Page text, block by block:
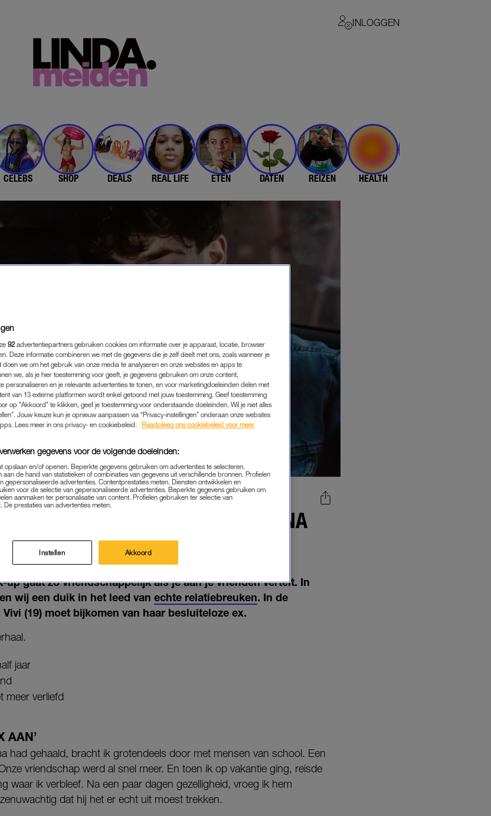
INLOGGEN
CELEBS SHOP DEALS REAL LIFE ETEN DATEN REIZEN HEALTH
HET VIER KEER UIT, DAARNA
'EEN AFGELIKTE BOTERHAM'
REAL LIFE|EN TOEN WAS IK SINGLE
31-01-2024 MISHA MARGARITTHA
up gaat zo vriendschappelijk als je aan je vrienden vertelt. In
wij een duik in het leed van echte relatiebreuken. In de
(19) moet bijkomen van haar besluiteloze ex.
jaar
meer verliefd
AAN’
had gehaald, bracht ik grotendeels door met mensen van school. Een
vriendschap werd al snel meer. En toen ik op vakantie ging, reisde
waar ik verbleef. Na een paar dagen gezelligheid, vroeg ik hem
dat hij het er echt uit moest trekken.
92 advertentiepartners gebruiken cookies om informatie over je apparaat, locatie, browser
Deze informatie combineren we met de gegevens die je zelf deelt met ons, zoals wanneer je
we om het gebruik van onze media te analyseren en onze websites en apps te
we, als je hier toestemming voor geeft, je gegevens gebruiken om onze content,
personaliseren en je relevante advertenties te tonen, en voor marketingdoeleinden delen met
van 13 externe platformen wordt enkel getoond met jouw toestemming. Geef toestemming
op "Akkoord" te klikken, geef je toestemming voor onderstaande doeleinden. Wil je niet alles
Jouw keuze kun je opnieuw aanpassen via “Privacy-instellingen” onderaan onze websites
Lees meer in ons privacy- en cookiebeleid.
Raadpleeg ons cookiebeleid voor meer
gegevens voor de volgende doeleinden:
opslaan en/of openen. Beperkte gegevens gebruiken om advertenties te selecteren.
de hand van statistieken of combinaties van gegevens uit verschillende bronnen. Profielen
gepersonaliseerde advertenties. Contentprestaties meten. Diensten ontwikkelen en
voor de selectie van gepersonaliseerde advertenties. Beperkte gegevens gebruiken om
aanmaken ter personalisatie van content. Profielen gebruiken ter selectie van
De prestaties van advertenties meten.
Instellen Akkoord